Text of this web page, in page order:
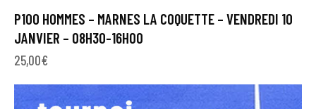
P100 HOMMES – MARNES LA COQUETTE – VENDREDI 10
JANVIER – 08H30-16H00
25,00€